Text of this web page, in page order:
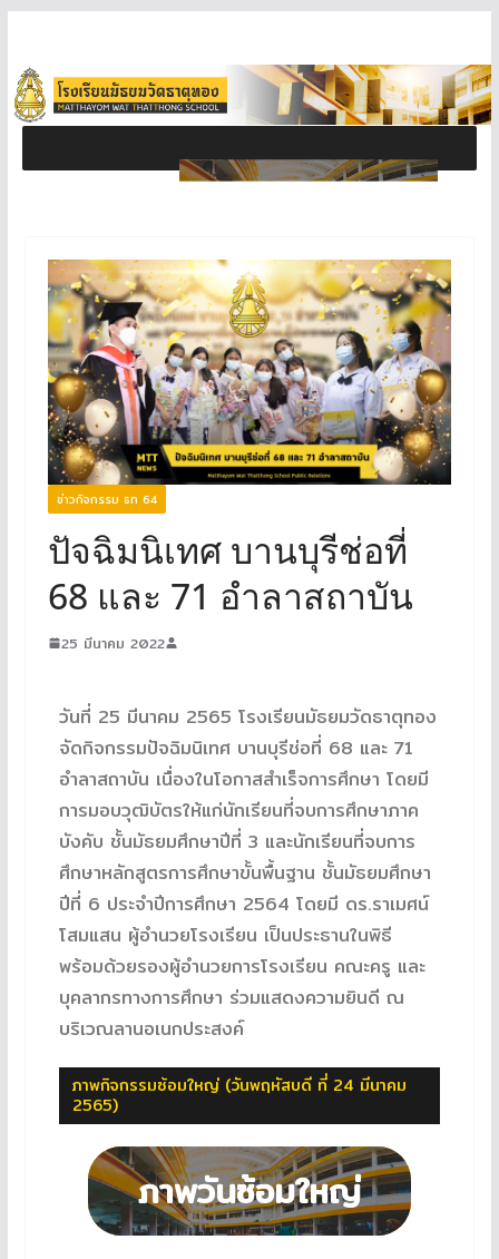
ข่าวกิจกรรม ธท 64
ปัจฉิมนิเทศ บานบุรีช่อที่
68 และ 71 อำลาสถาบัน
25 มีนาคม 2022
วันที่ 25 มีนาคม 2565 โรงเรียนมัธยมวัดธาตุทอง
จัดกิจกรรมปัจฉิมนิเทศ บานบุรีช่อที่ 68 และ 71
อำลาสถาบัน เนื่องในโอกาสสำเร็จการศึกษา โดยมี
การมอบวุฒิบัตรให้แก่นักเรียนที่จบการศึกษาภาค
บังคับ ชั้นมัธยมศึกษาปีที่ 3 และนักเรียนที่จบการ
ศึกษาหลักสูตรการศึกษาขั้นพื้นฐาน ชั้นมัธยมศึกษา
ปีที่ 6 ประจำปีการศึกษา 2564 โดยมี ดร.ราเมศน์
โสมแสน ผู้อำนวยโรงเรียน เป็นประธานในพิธี
พร้อมด้วยรองผู้อำนวยการโรงเรียน คณะครู และ
บุคลากรทางการศึกษา ร่วมแสดงความยินดี ณ
บริเวณลานอเนกประสงค์
ภาพกิจกรรมซ้อมใหญ่ (วันพฤหัสบดี ที่ 24 มีนาคม
2565)